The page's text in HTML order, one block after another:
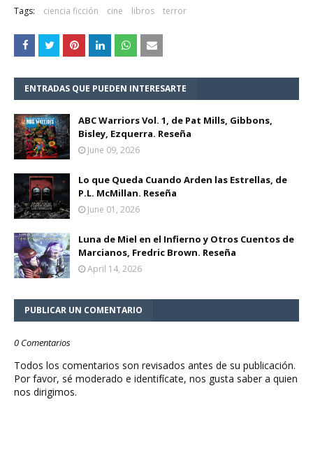
Tags: ciencia ficción cine libros terror
ENTRADAS QUE PUEDEN INTERESARTE
ABC Warriors Vol. 1, de Pat Mills, Gibbons,
Bisley, Ezquerra. Reseña
June 09, 2026
Lo que Queda Cuando Arden las Estrellas, de
P.L. McMillan. Reseña
June 01, 2026
Luna de Miel en el Infierno y Otros Cuentos de
Marcianos, Fredric Brown. Reseña
April 14, 2026
PUBLICAR UN COMENTARIO
0 Comentarios
Todos los comentarios son revisados antes de su publicación.
Por favor, sé moderado e identifícate, nos gusta saber a quien
nos dirigimos.